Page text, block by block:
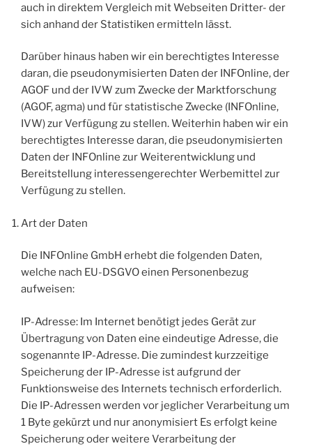
auch in direktem Vergleich mit Webseiten Dritter- der
sich anhand der Statistiken ermitteln lässt.
Darüber hinaus haben wir ein berechtigtes Interesse
daran, die pseudonymisierten Daten der INFOnline, der
AGOF und der IVW zum Zwecke der Marktforschung
(AGOF, agma) und für statistische Zwecke (INFOnline,
IVW) zur Verfügung zu stellen. Weiterhin haben wir ein
berechtigtes Interesse daran, die pseudonymisierten
Daten der INFOnline zur Weiterentwicklung und
Bereitstellung interessengerechter Werbemittel zur
Verfügung zu stellen.
Art der Daten
Die INFOnline GmbH erhebt die folgenden Daten,
welche nach EU-DSGVO einen Personenbezug
aufweisen:
IP-Adresse: Im Internet benötigt jedes Gerät zur
Übertragung von Daten eine eindeutige Adresse, die
sogenannte IP-Adresse. Die zumindest kurzzeitige
Speicherung der IP-Adresse ist aufgrund der
Funktionsweise des Internets technisch erforderlich.
Die IP-Adressen werden vor jeglicher Verarbeitung um
1 Byte gekürzt und nur anonymisiert Es erfolgt keine
Speicherung oder weitere Verarbeitung der